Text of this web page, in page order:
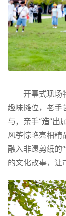
开幕式现场
趣味摊位，老手
与，亲手“造”出
风筝惊艳亮相精
融入非遗剪纸的
的文化故事，让